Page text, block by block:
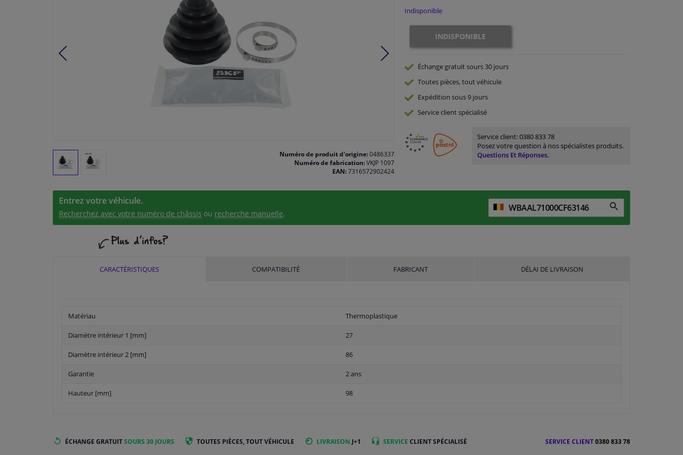
Numéro de produit d'origine:0486337
Numéro de fabrication:VKJP 1097
EAN:7316572902424
Indisponible
INDISPONIBLE
Échange gratuitsours 30 jours
Toutes pièces, tout véhicule
Expédition sous 9 jours
Serviceclient spécialisé
Service client:0380 833 78
Posez votre question à nos spécialistes produits.
Questions Et Réponses.
Entrez votre véhicule.
Recherchez avec votre numéro de châssis ou recherche manuelle.
CARACTÉRISTIQUES COMPATIBILITÉ FABRICANT DÉLAI DE LIVRAISON
Matériau Thermoplastique
Diamètre intérieur 1 [mm] 27
Diamètre intérieur 2 [mm] 86
Garantie 2 ans
Hauteur [mm] 98
ÉCHANGE GRATUITSOURS 30 JOURS TOUTES PIÈCES, TOUT VÉHICULE LIVRAISON J+1 SERVICE CLIENT SPÉCIALISÉ SERVICE CLIENT0380 833 78